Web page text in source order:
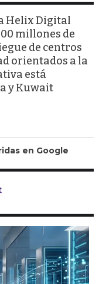
Helix Digital
millones de
de centros
orientados a la
está
y Kuwait
en Google